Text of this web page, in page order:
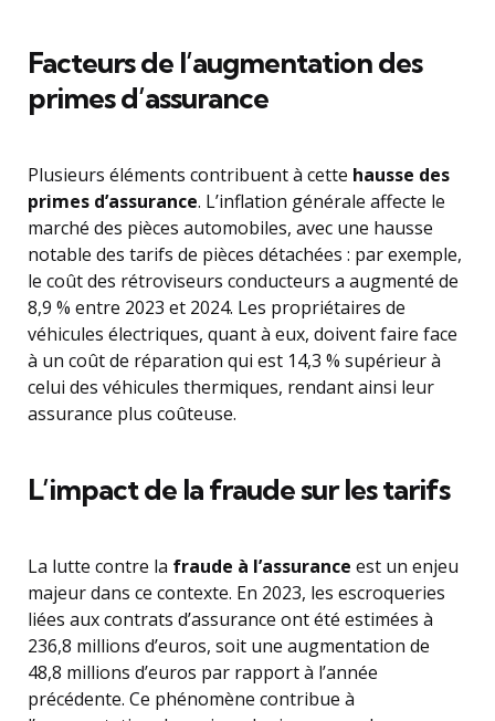
Facteurs de l’augmentation des
primes d’assurance
Plusieurs éléments contribuent à cette hausse des
primes d’assurance. L’inflation générale affecte le
marché des pièces automobiles, avec une hausse
notable des tarifs de pièces détachées : par exemple,
le coût des rétroviseurs conducteurs a augmenté de
8,9 % entre 2023 et 2024. Les propriétaires de
véhicules électriques, quant à eux, doivent faire face
à un coût de réparation qui est 14,3 % supérieur à
celui des véhicules thermiques, rendant ainsi leur
assurance plus coûteuse.
L’impact de la fraude sur les tarifs
La lutte contre la fraude à l’assurance est un enjeu
majeur dans ce contexte. En 2023, les escroqueries
liées aux contrats d’assurance ont été estimées à
236,8 millions d’euros, soit une augmentation de
48,8 millions d’euros par rapport à l’année
précédente. Ce phénomène contribue à